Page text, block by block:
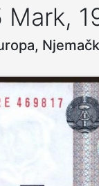
Mark,